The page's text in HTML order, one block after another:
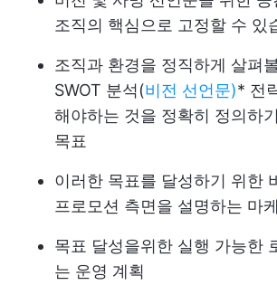
조직의 핵심으로 고정할 수 있
조직과 환경을 정직하게 살펴
SWOT 분석(비전 선언문)* 전
해야하는 것을 정확히 정의하
목표
이러한 목표를 달성하기 위한
프로모션 측면을 설명하는 마
목표 달성을위한 실행 가능한
는 운영 계획